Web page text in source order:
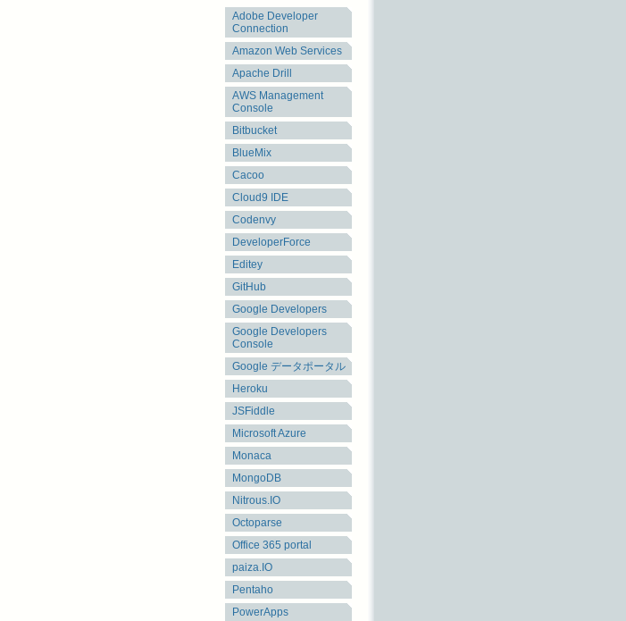
Adobe Developer
Connection
Amazon Web Services
Apache Drill
AWS Management
Console
Bitbucket
BlueMix
Cacoo
Cloud9 IDE
Codenvy
DeveloperForce
Editey
GitHub
Google Developers
Google Developers
Console
Google データポータル
Heroku
JSFiddle
Microsoft Azure
Monaca
MongoDB
Nitrous.IO
Octoparse
Office 365 portal
paiza.IO
Pentaho
PowerApps